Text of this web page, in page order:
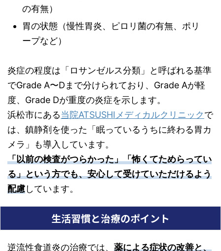
の有無）
胃の状態（慢性胃炎、ピロリ菌の有無、ポリ
ープなど）
炎症の程度は「ロサンゼルス分類」と呼ばれる基準
でGrade A〜Dまで分けられており、Grade Aが軽
度、Grade Dが重度の炎症を示します。
浜松市にある当院ATSUSHIメディカルクリニックで
は、鎮静剤を使った「眠っているうちに終わる胃カ
メラ」も導入しています。
「以前の検査がつらかった」「怖くてためらってい
る」という方でも、安心して受けていただけるよう
配慮しています。
生活習慣と治療のポイント
逆流性食道炎の治療では、 薬による症状の改善と、